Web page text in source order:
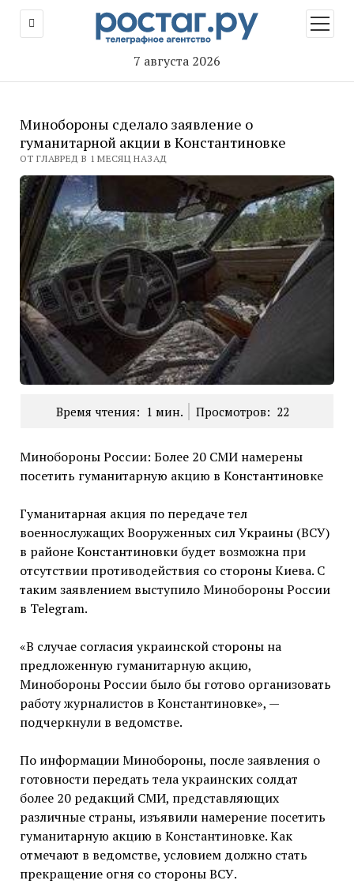
7 августа 2026
меню
Минобороны сделало заявление о
гуманитарной акции в Константиновке
ОТ ГЛАВРЕД В 1 МЕСЯЦ НАЗАД
Время чтения: 1 мин. Просмотров: 22
Минобороны России: Более 20 СМИ намерены
посетить гуманитарную акцию в Константиновке
Гуманитарная акция по передаче тел
военнослужащих Вооруженных сил Украины (ВСУ)
в районе Константиновки будет возможна при
отсутствии противодействия со стороны Киева. С
таким заявлением выступило Минобороны России
в Telegram.
«В случае согласия украинской стороны на
предложенную гуманитарную акцию,
Минобороны России было бы готово организовать
работу журналистов в Константиновке», —
подчеркнули в ведомстве.
По информации Минобороны, после заявления о
готовности передать тела украинских солдат
более 20 редакций СМИ, представляющих
различные страны, изъявили намерение посетить
гуманитарную акцию в Константиновке. Как
отмечают в ведомстве, условием должно стать
прекращение огня со стороны ВСУ.